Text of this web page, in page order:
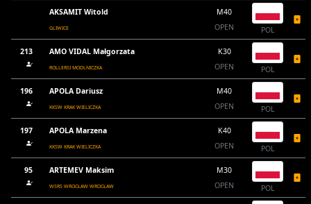
AKSAMIT Witold
GLIWICE
M40
OPEN
POL
213 AMO VIDAL Małgorzata
ROLLERSI MODLNICZKA
K30
OPEN
POL
196 APOLA Dariusz
KKSW KRAK WIELICZKA
M40
OPEN
POL
197 APOLA Marzena
KKSW KRAK WIELICZKA
K40
OPEN
POL
95 ARTEMEV Maksim
WSRS WROCŁAW WROCŁAW
M30
OPEN
POL